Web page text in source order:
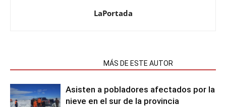
LaPortada
MÁS DE ESTE AUTOR
Asisten a pobladores afectados por la
nieve en el sur de la provincia